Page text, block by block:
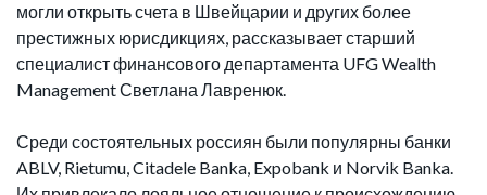
могли открыть счета в Швейцарии и других более
престижных юрисдикциях, рассказывает старший
специалист финансового департамента UFG Wealth
Management Светлана Лавренюк.
Среди состоятельных россиян были популярны банки
ABLV, Rietumu, Citadele Banka, Expobank и Norvik Banka.